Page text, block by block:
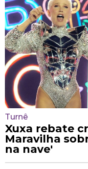
Turnê
Xuxa rebate
Maravilha
na nave'